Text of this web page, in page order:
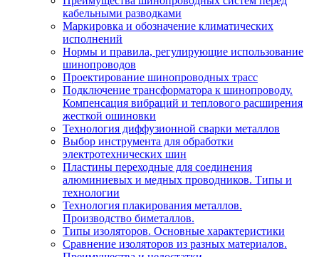
кабельными разводками
Маркировка и обозначение климатических
исполнений
Нормы и правила, регулирующие использование
шинопроводов
Проектирование шинопроводных трасс
Подключение трансформатора к шинопроводу.
Компенсация вибраций и теплового расширения
жесткой ошиновки
Технология диффузионной сварки металлов
Выбор инструмента для обработки
электротехнических шин
Пластины переходные для соединения
алюминиевых и медных проводников. Типы и
технологии
Технология плакирования металлов.
Производство биметаллов.
Типы изоляторов. Основные характеристики
Сравнение изоляторов из разных материалов.